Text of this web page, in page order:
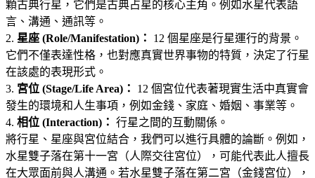
顆古典行星，它們是古典占星的核心主角 。例如水星代表語
言、溝通、通訊等 。
2. 星座 (Role/Manifestation)： 12 個星座是行星運行的背景 。
它們不僅表達性格，也對應真實世界事物的特質，決定了行星
在該處的表現形式 。
3. 宮位 (Stage/Life Area)：
12 個宮位代表著現實生活中真實會
發生的環境和人生事項，例如金錢、家庭、婚姻、事業等 。
4. 相位 (Interaction)： 行星之間的互動關係 。
將行星、星座與宮位結合，我們可以進行具體的論斷。例如，
水星雙子落在第十一宮（人際交往宮位），可能代表此人擅長
在大眾面前與人溝通 。若水星雙子落在第二宮（金錢宮位），